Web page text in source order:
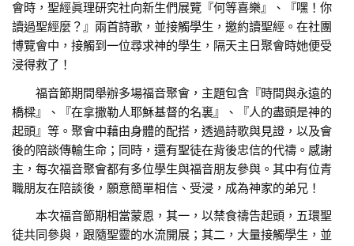
會時，聖經眞理研究社向新生們展覽『何等喜樂』、『嘿！你
讀過聖經麼？』兩首詩歌，並接觸學生，邀約讀聖經。在社團
博覽會中，接觸到一位尋求神的學生，隔天主日聚會時她便受
浸得救了！
福音節期間舉辦多場福音聚會，主題包含『時間與永遠的
橋樑』、『在拿撒勒人耶穌基督的名裏』、『人的盡頭是神的
起頭』等。聚會中藉由身體的配搭，透過詩歌與見證，以及會
後的陪談傳輸生命；同時，還有聖徒在背後忠信的代禱。感謝
主，每次福音聚會都有多位學生與福音朋友參與。其中有位青
職朋友在陪談後，願意簡單相信、受浸，成為神家的弟兄！
本次福音節期相當蒙恩，其一，以禁食禱告起頭，五環聖
徒共同參與，跟隨聖靈的水流開展；其二，大量接觸學生，並